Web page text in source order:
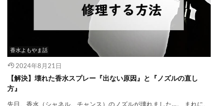
香水よもやま話
2024年8月21日
【解決】壊れた香水スプレー『出ない原因』と『ノズルの直し
方』
先日、香水（シャネル、チャンス）のノズルが壊れました…。 まれに、